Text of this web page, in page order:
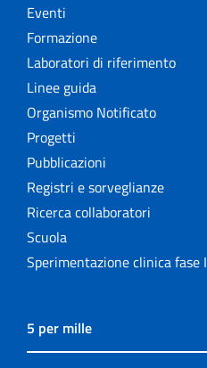
Eventi
Formazione
Laboratori di riferimento
Linee guida
Organismo Notificato
Progetti
Pubblicazioni
Registri e sorveglianze
Ricerca collaboratori
Scuola
Sperimentazione clinica fase I
5 per mille